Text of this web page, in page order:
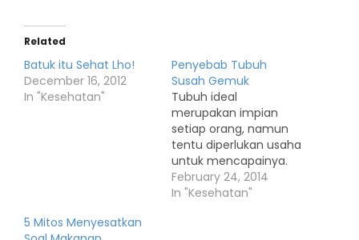
Related
Batuk itu Sehat Lho!
December 16, 2012
In "Kesehatan"
Penyebab Tubuh
Susah Gemuk
Tubuh ideal
merupakan impian
setiap orang, namun
tentu diperlukan usaha
untuk mencapainya.
Mungkin Anda sudah
lelah dengan berbagai
February 24, 2014
In "Kesehatan"
5 Mitos Menyesatkan